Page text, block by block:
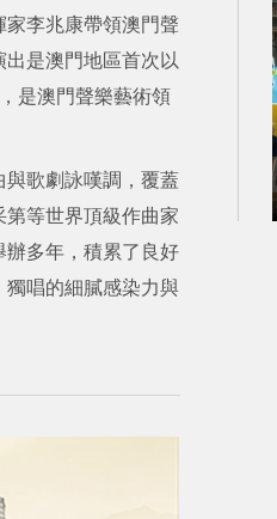
李兆康帶領澳門聲
是澳門地區首次以
是澳門聲樂藝術領
與歌劇詠嘆調，覆蓋
等世界頂級作曲家
辦多年，積累了良好
獨唱的細膩感染力與